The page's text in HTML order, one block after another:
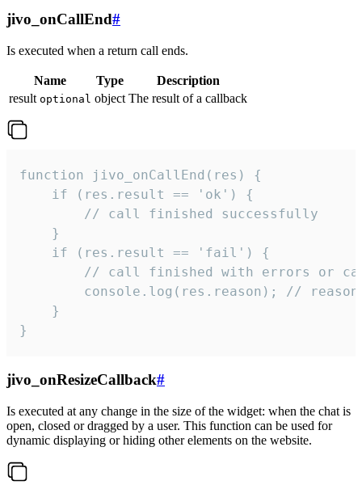
jivo_onCallEnd#
Is executed when a return call ends.
Name Type
Description
result optional object The result of a callback
function jivo_onCallEnd(res) {
    if (res.result == 'ok') {
        // call finished successfully
    }
    if (res.result == 'fail') {
// call finished with errors or
console.log(res.reason); //
    }
}
jivo_onResizeCallback#
Is executed at any change in the size of the widget: when the chat is
open, closed or dragged by a user. This function can be used for
dynamic displaying or hiding other elements on the website.